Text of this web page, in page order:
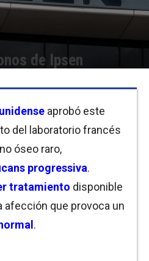
de Ipsen
aprobó este
del laboratorio francés
óseo raro,
progressiva.
tratamiento disponible
afección que provoca un
.